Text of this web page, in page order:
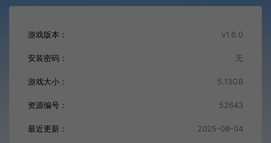
游戏版本： v1.6.0
安装密码： 无
游戏大小： 5.13GB
资源编号： 52643
最近更新： 2025-08-04